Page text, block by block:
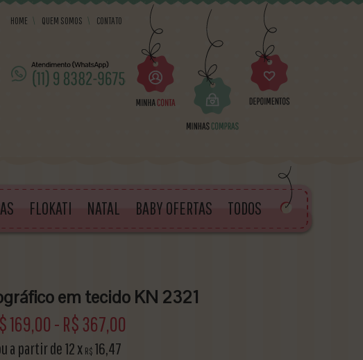
HOME \ QUEM SOMOS \ CONTATO
FLOKATI NATAL BABY OFERTAS TODOS
em tecido KN 2321
169,00 - R$ 367,00
a partir de12x R$ 16,47